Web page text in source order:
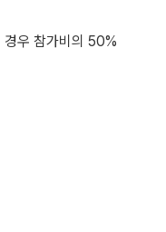
우 참가비의 50%